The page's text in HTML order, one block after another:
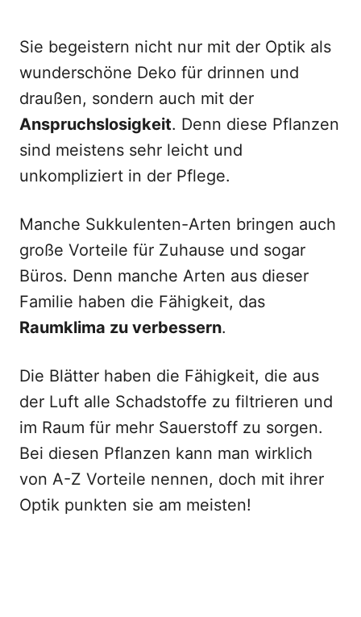
Sie begeistern nicht nur mit der Optik als
wunderschöne Deko für drinnen und
draußen, sondern auch mit der
Anspruchslosigkeit. Denn diese Pflanzen
sind meistens sehr leicht und
unkompliziert in der Pflege.
Manche Sukkulenten-Arten bringen auch
große Vorteile für Zuhause und sogar
Büros. Denn manche Arten aus dieser
Familie haben die Fähigkeit, das
Raumklima zu verbessern.
Die Blätter haben die Fähigkeit, die aus
der Luft alle Schadstoffe zu filtrieren und
im Raum für mehr Sauerstoff zu sorgen.
Bei diesen Pflanzen kann man wirklich
von A-Z Vorteile nennen, doch mit ihrer
Optik punkten sie am meisten!